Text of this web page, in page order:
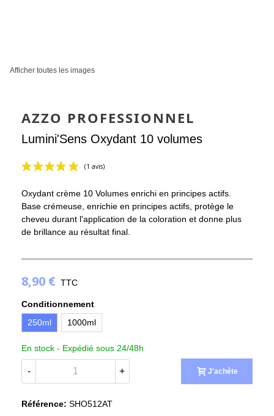
Afficher toutes les images
AZZO PROFESSIONNEL
Lumini'Sens Oxydant 10 volumes
(1 avis)
Oxydant crème 10 Volumes enrichi en principes actifs.
Base crémeuse, enrichie en principes actifs, protège le
cheveu durant l'application de la coloration et donne plus
de brillance au résultat final.
8,90 € TTC
Conditionnement
250ml
1000ml
En stock - Expédié sous 24/48h
- + J'achète
Référence: SHO512AT